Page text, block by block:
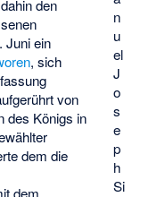
n
u
el
J
o
s
e
p
h
Si
den
Juni ein
, sich
von
des Königs in
dem die
dem